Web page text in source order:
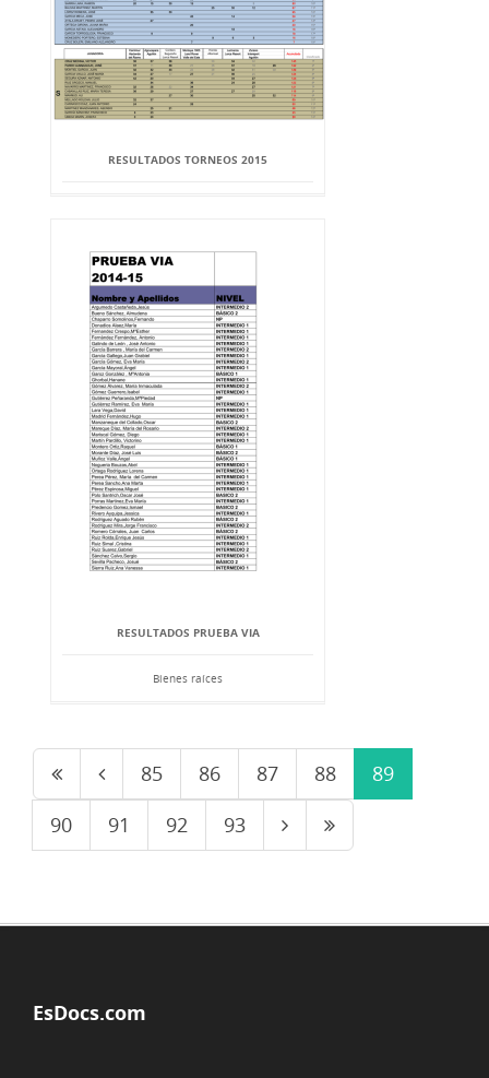
RESULTADOS TORNEOS 2015
RESULTADOS PRUEBA VIA
Bienes raíces
85 86 87 88
89
90
91 92 93
EsDocs.com